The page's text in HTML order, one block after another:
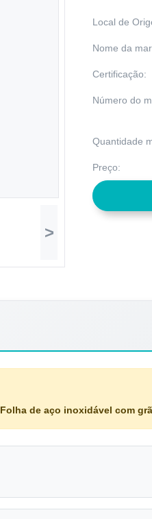
>
Local de
Nome da
Certificação:
Número do
Quantidade
Preço:
Folha de aço inoxidável com